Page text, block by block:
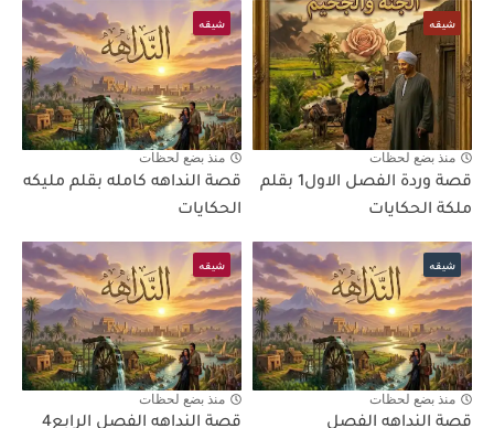
شيقه
منذ بضع لحظات
قصة وردة الفصل الاول1 بقلم
ملكة الحكايات
شيقه
منذ بضع لحظات
قصة النداهه كامله بقلم مليكه
الحكايات
شيقه
منذ بضع لحظات
قصة النداهه الفصل
شيقه
منذ بضع لحظات
قصة النداهه الفصل الرابع4